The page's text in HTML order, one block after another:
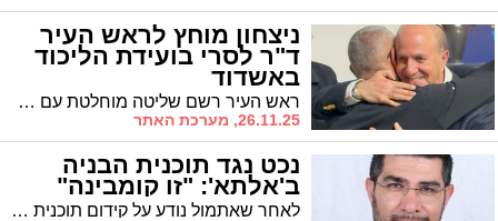
ניצחון מוחץ לראש העיר
ד"ר לסרי בועידת הליכוד
באשדוד
ראש העיר רשם שליטה מוחלטת עם 85% מהקולות; בלולו נותר עם 15% מהקולות; פורטל נפל מתחת לאחוז החסימה ונעלם מהמפה הפוליטית
26.11.25, מערכת האתר
נכט נגד תוכנית הבניה
ב'אלתא': "זו קומבינה"
לאחר שאתמול נודע על קידום תוכנית פינוי 'אלתא' והסבתה למגורים לציבור החרדי, מתקומם נכט נגד התוכנית: "מדוע לייעד רק למגזר החרדי?"